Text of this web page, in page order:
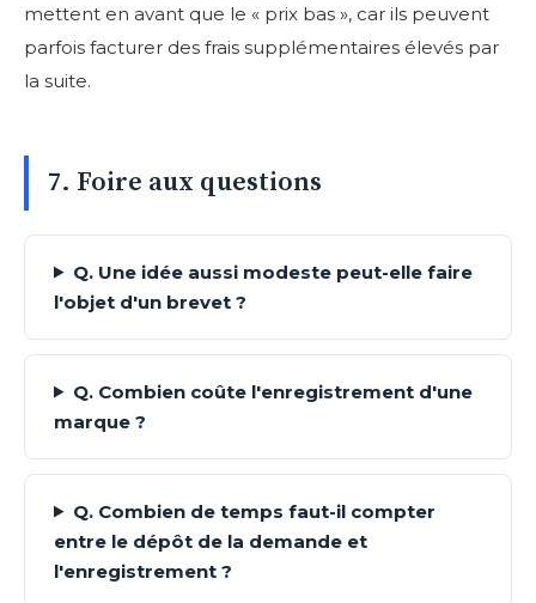
mettent en avant que le « prix bas », car ils peuvent
parfois facturer des frais supplémentaires élevés par
la suite.
7. Foire aux questions
Q. Une idée aussi modeste peut-elle faire
l'objet d'un brevet ?
Q. Combien coûte l'enregistrement d'une
marque ?
Q. Combien de temps faut-il compter
entre le dépôt de la demande et
l'enregistrement ?